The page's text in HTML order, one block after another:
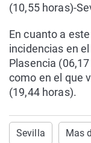
(10,55 horas)-
En cuanto a
incidencias en
Plasencia
como en el que
(19,44 horas).
Sevilla Mas